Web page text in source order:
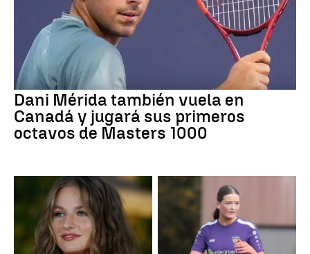
Dani Mérida también vuela en
Canadá y jugará sus primeros
octavos de Masters 1000